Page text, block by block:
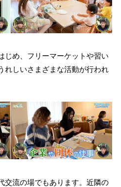
じめ、フリーマーケットや習い
れしいさまざまな活動が行われ
交流の場でもあります。近隣の